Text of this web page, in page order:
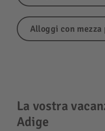
Alloggi con mezza
La vostra
Adige